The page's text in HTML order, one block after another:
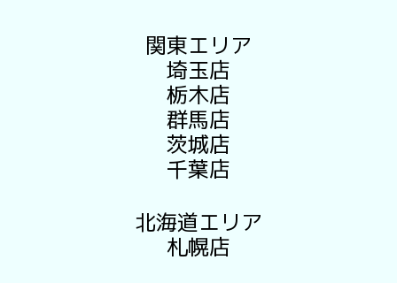
関東エリア
埼玉店
栃木店
群馬店
茨城店
千葉店
北海道エリア
札幌店